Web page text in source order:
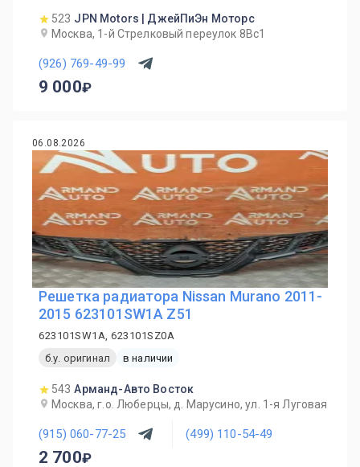
523 JPN Motors | ДжейПиЭн Моторс
Москва, 1-й Cтрелковый переулок 8Вс1
(926) 769-49-99
9 000
06.08.2026
Решетка радиатора Nissan Murano 2011-
2015 623101SW1A Z51
623101SW1A, 623101SZ0A
б.у. оригинал
в наличии
543 Арманд-Авто Восток
Москва, г.о. Люберцы, д. Марусино, ул. 1-я Луговая
(915) 060-77-25 (499) 110-54-49
2 700